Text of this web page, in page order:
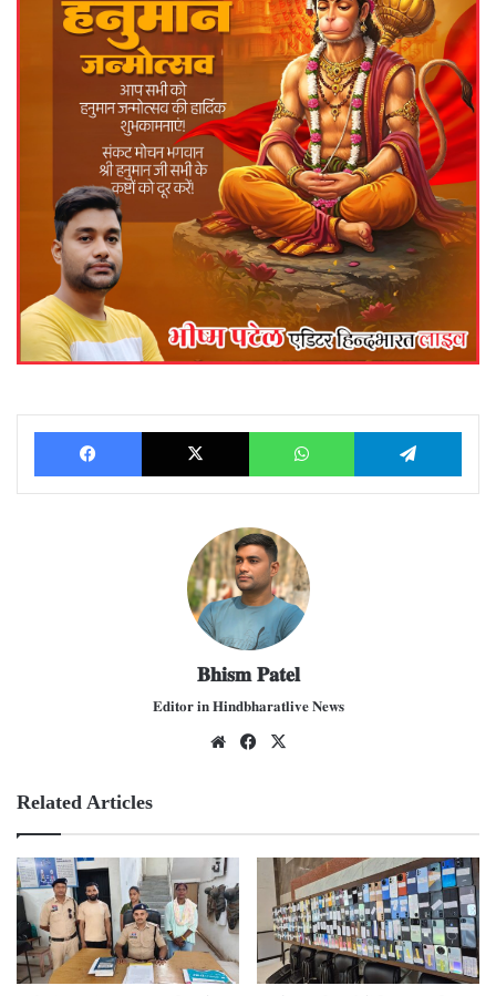
Facebook X WhatsApp
𝐁𝐡𝐢𝐬𝐦 𝐏𝐚𝐭𝐞𝐥
𝐄𝐝𝐢𝐭𝐨𝐫 𝐢𝐧 𝐇𝐢𝐧𝐝𝐛𝐡𝐚𝐫𝐚𝐭𝐥𝐢𝐯𝐞 𝐍𝐞𝐰𝐬
We
Fac
Related Articles